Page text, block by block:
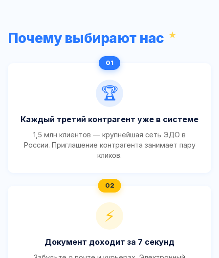
Почему выбирают нас
🏆
Каждый третий контрагент уже в системе
1,5 млн клиентов — крупнейшая сеть ЭДО в
России. Приглашение контрагента занимает пару
кликов.
⚡
Документ доходит за 7 секунд